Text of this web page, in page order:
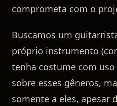
comprometa com o
Buscamos um
próprio instrumento
tenha costume com uso
sobre esses gêneros,
somente a eles, apesar